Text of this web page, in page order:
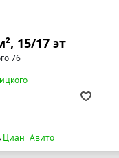
15/17 эт
76
Циан Авито